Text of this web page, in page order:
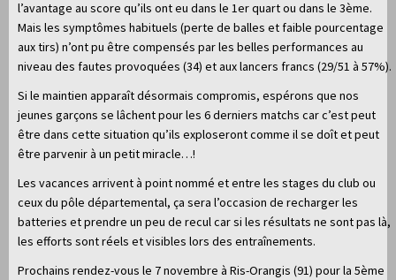
l’avantage au score qu’ils ont eu dans le 1er quart ou dans le 3ème.
Mais les symptômes habituels (perte de balles et faible pourcentage
aux tirs) n’ont pu être compensés par les belles performances au
niveau des fautes provoquées (34) et aux lancers francs (29/51 à 57%).
Si le maintien apparaît désormais compromis, espérons que nos
jeunes garçons se lâchent pour les 6 derniers matchs car c’est peut
être dans cette situation qu’ils exploseront comme il se doît et peut
être parvenir à un petit miracle…!
Les vacances arrivent à point nommé et entre les stages du club ou
ceux du pôle départemental, ça sera l’occasion de recharger les
batteries et prendre un peu de recul car si les résultats ne sont pas là,
les efforts sont réels et visibles lors des entraînements.
Prochains rendez-vous le 7 novembre à Ris-Orangis (91) pour la 5ème